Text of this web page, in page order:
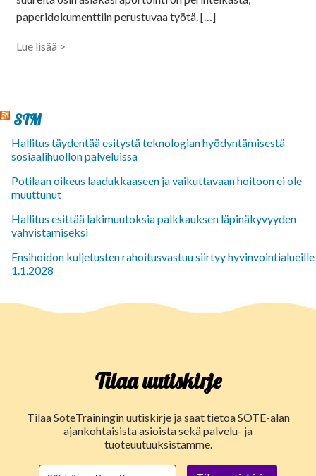
paperidokumenttiin perustuvaa työtä. […]
Lue lisää >
STM
Hallitus täydentää esitystä teknologian hyödyntämisestä
sosiaalihuollon palveluissa
Potilaan oikeus laadukkaaseen ja vaikuttavaan hoitoon ei ole
muuttunut
Hallitus esittää lakimuutoksia palkkauksen läpinäkyvyyden
vahvistamiseksi
Ensihoidon kuljetusten rahoitusvastuu siirtyy hyvinvointialueille
1.1.2028
Tilaa uutiskirje
Tilaa SoteTrainingin uutiskirje ja saat tietoa SOTE-alan
ajankohtaisista asioista sekä palvelu- ja
tuoteuutuuksistamme.